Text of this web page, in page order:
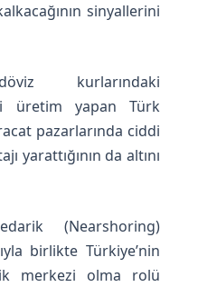
sinyallerini
kurlarındaki
üretim yapan Türk
pazarlarında ciddi
yarattığının da altını
(Nearshoring)
birlikte Türkiye’nin
merkezi olma rolü